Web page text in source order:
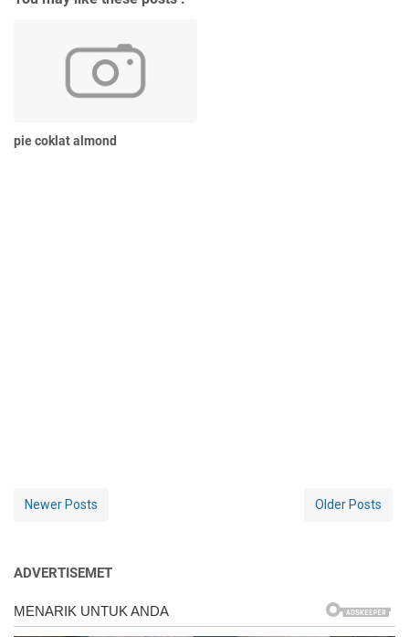
pie coklat almond
Newer Posts Older Posts
ADVERTISEMET